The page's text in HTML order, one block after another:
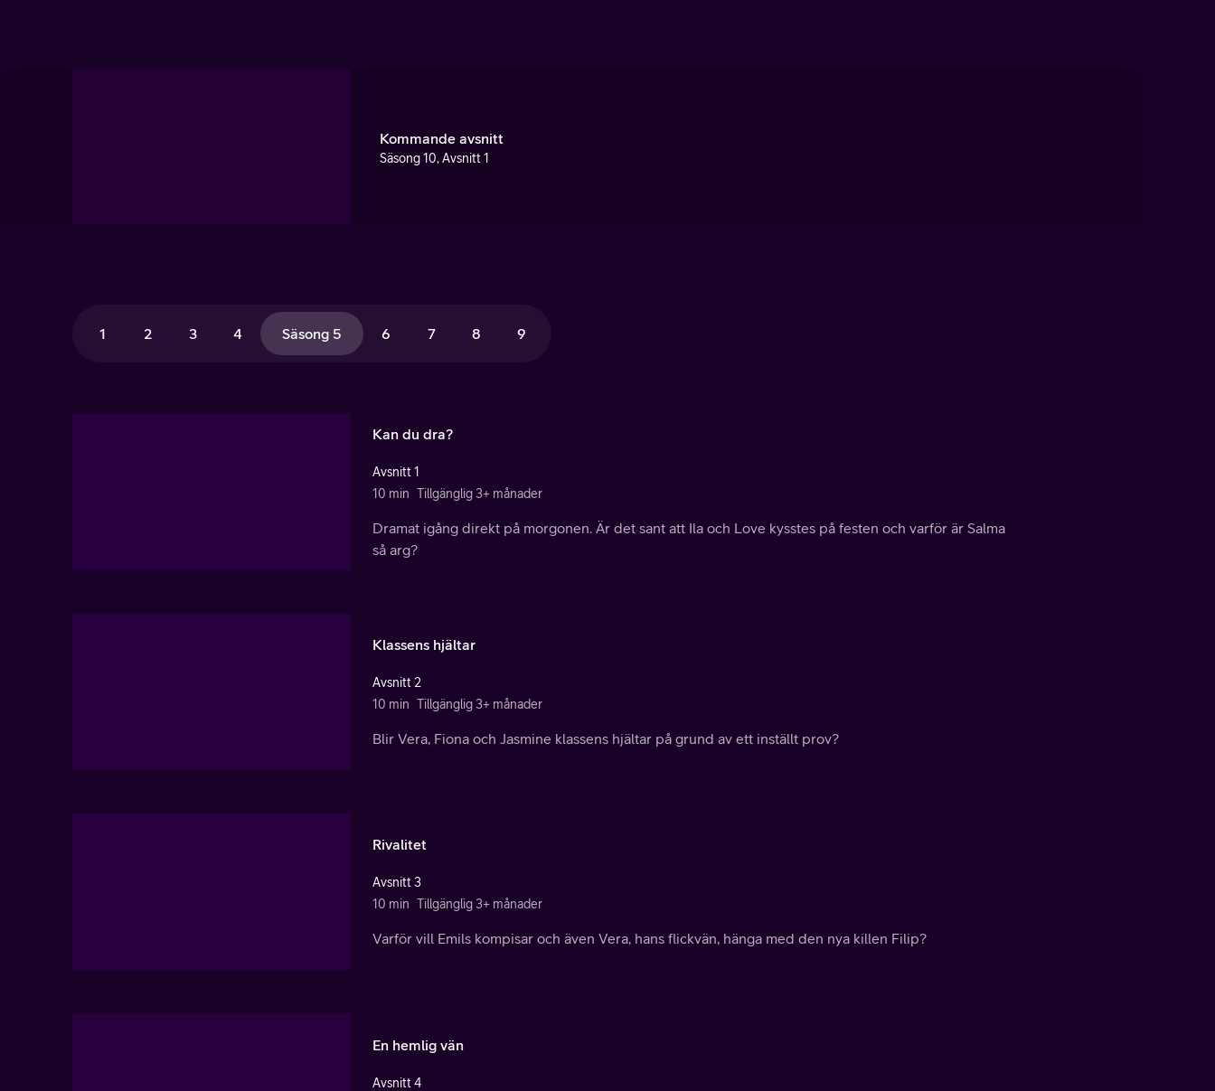
Kommande avsnitt
Säsong 10, Avsnitt 1
1 2 3 4 Säsong 5 6 7 8 9
Kan du dra?
Avsnitt 1
10 min Tillgänglig 3+ månader
Dramat igång direkt på morgonen. Är det sant att Ila och Love kysstes på festen och varför är Salma
så arg?
Klassens hjältar
Avsnitt 2
10 min Tillgänglig 3+ månader
Blir Vera, Fiona och Jasmine klassens hjältar på grund av ett inställt prov?
Rivalitet
Avsnitt 3
10 min Tillgänglig 3+ månader
Varför vill Emils kompisar och även Vera, hans flickvän, hänga med den nya killen Filip?
En hemlig vän
Avsnitt 4